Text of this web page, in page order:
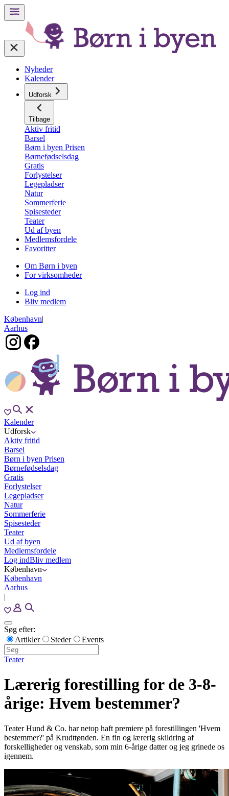
Nyheder
Kalender
Udforsk
Tilbage
Aktiv fritid
Barsel
Børn i byen Prisen
Børnefødselsdag
Gratis
Forlystelser
Legepladser
Natur
Sommerferie
Spisesteder
Teater
Ud af byen
Medlemsfordele
Favoritter
Om Børn i byen
For virksomheder
Log ind
Bliv medlem
København|
Aarhus
Kalender
Udforsk
Aktiv fritid
Barsel
Børn i byen Prisen
Børnefødselsdag
Gratis
Forlystelser
Legepladser
Natur
Sommerferie
Spisesteder
Teater
Ud af byen
Medlemsfordele
Log indBliv medlem
København
København
Aarhus
|
Søg efter:
Artikler
Steder Events
Teater
Lærerig forestilling for de 3-8-
årige: Hvem bestemmer?
Teater Hund & Co. har netop haft premiere på forestillingen 'Hvem
bestemmer?' på Krudttønden. En fin og lærerig skildring af
forskelligheder og venskab, som min 6-årige datter og jeg grinede os
igennem.